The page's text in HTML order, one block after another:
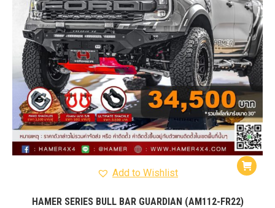
Add to Wishlist
HAMER SERIES BULL BAR GUARDIAN (AM112-FR22)